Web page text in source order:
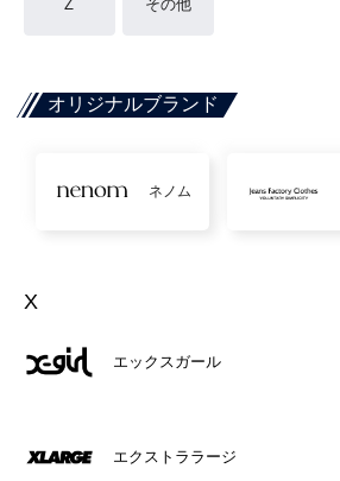
Z その他
オリジナルブランド
ネノム
X
エックスガール
エクストララージ